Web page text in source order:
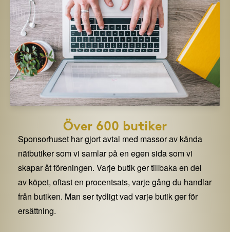
Över 600 butiker
Sponsorhuset har gjort avtal med massor av kända
nätbutiker som vi samlar på en egen sida som vi
skapar åt föreningen. Varje butik ger tillbaka en del
av köpet, oftast en procentsats, varje gång du handlar
från butiken. Man ser tydligt vad varje butik ger för
ersättning.